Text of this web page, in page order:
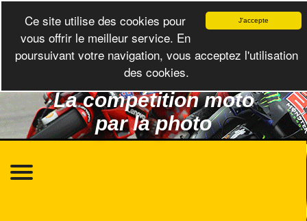
La compétition moto
par la photo
J'accepte
Ce site utilise des cookies pour
vous offrir le meilleur service. En
poursuivant votre navigation, vous acceptez l'utilisation
des cookies.